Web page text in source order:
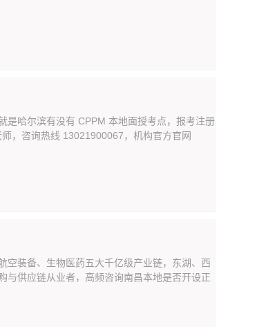
是哈尔滨有没有 CPPM 本地面授考点，报考注册
，咨询热线 13021900067，机构官方官网
空装备、生物医药五大千亿级产业链，东湖、西
与供应链从业者，高频咨询南昌本地是否开设正